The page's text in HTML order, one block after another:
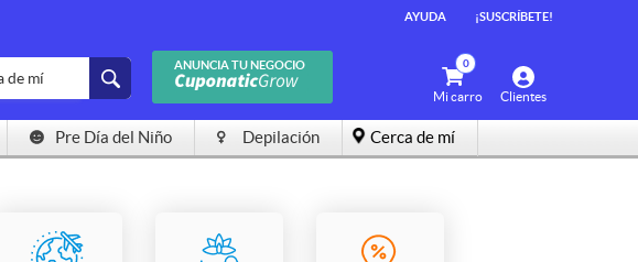
AYUDA ¡SUSCRÍBETE!
ANUNCIA TU NEGOCIO
Clientes
el
0
Mi carro
Pre Día del Niño Depilación Cerca de mí